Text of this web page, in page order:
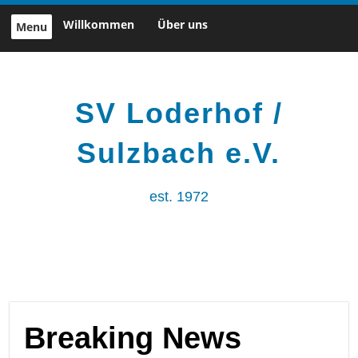
Skip
content
Menu Willkommen Über uns
SV Loderhof /
Sulzbach e.V.
est. 1972
Breaking News